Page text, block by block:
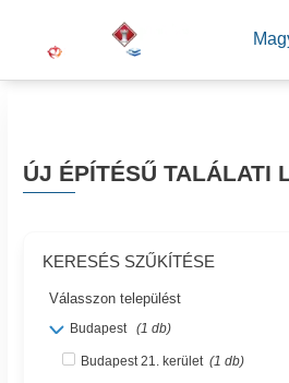
ÚJ ÉPÍTÉSŰ TALÁLATI
KERESÉS SZŰKÍTÉSE
Válasszon települést
Budapest (1 db)
Budapest 21. kerület (1 db)